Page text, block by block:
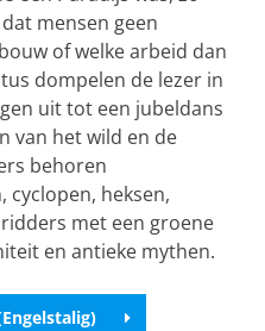
mensen geen
of welke arbeid dan
dompelen de lezer in
uit tot een jubeldans
van het wild en de
behoren
cyclopen, heksen,
met een groene
en antieke mythen.